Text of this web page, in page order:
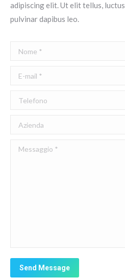
adipiscing elit. Ut elit tellus,
pulvinar dapibus leo.
Nome *
E-mail *
Telefono
Azienda
Messaggio *
Send Message